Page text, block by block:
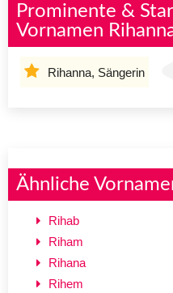
Prominente &
Vornamen
Rihanna, Sängerin
Ähnliche
Rihab
Riham
Rihana
Rihem